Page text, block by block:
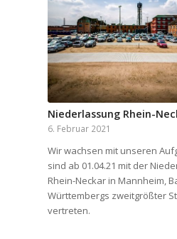
Niederlassung Rhein-
6. Februar 2021
Wir wachsen mit unseren
sind ab 01.04.21 mit der
Rhein-Neckar in Mannheim,
Württembergs zweitgrößter
vertreten.